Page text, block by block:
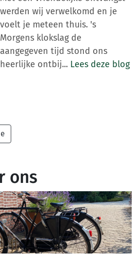
werden wij verwelkomd en je
voelt je meteen thuis. 's
Morgens klokslag de
aangegeven tijd stond ons
heerlijke ontbij... Lees deze blog
ons